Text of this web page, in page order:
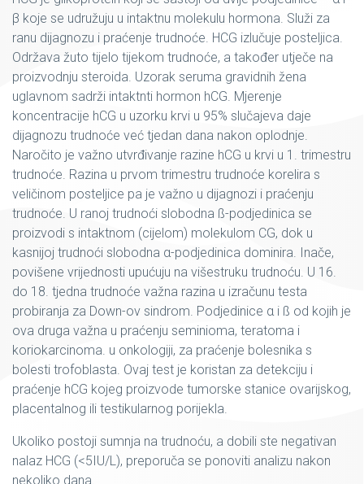
β koje se udružuju u intaktnu molekulu hormona. Služi za
ranu dijagnozu i praćenje trudnoće. HCG izlučuje posteljica.
Održava žuto tijelo tijekom trudnoće, a također utječe na
proizvodnju steroida. Uzorak seruma gravidnih žena
uglavnom sadrži intaktnti hormon hCG. Mjerenje
koncentracije hCG u uzorku krvi u 95% slučajeva daje
dijagnozu trudnoće već tjedan dana nakon oplodnje.
Naročito je važno utvrđivanje razine hCG u krvi u 1. trimestru
trudnoće. Razina u prvom trimestru trudnoće korelira s
veličinom posteljice pa je važno u dijagnozi i praćenju
trudnoće. U ranoj trudnoći slobodna ß-podjedinica se
proizvodi s intaktnom (cijelom) molekulom CG, dok u
kasnijoj trudnoći slobodna α-podjedinica dominira. Inače,
povišene vrijednosti upućuju na višestruku trudnoću. U 16.
do 18. tjedna trudnoće važna razina u izračunu testa
probiranja za Down-ov sindrom. Podjedinice α i ß od kojih je
ova druga važna u praćenju seminioma, teratoma i
koriokarcinoma. u onkologiji, za praćenje bolesnika s
bolesti trofoblasta. Ovaj test je koristan za detekciju i
praćenje hCG kojeg proizvode tumorske stanice ovarijskog,
placentalnog ili testikularnog porijekla.
Ukoliko postoji sumnja na trudnoću, a dobili ste negativan
nalaz HCG (<5IU/L), preporuča se ponoviti analizu nakon
nekoliko dana.